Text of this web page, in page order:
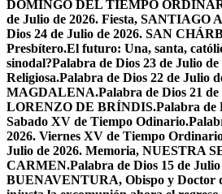
DOMINGO DEL TIEMPO
de Julio de 2026. Fiesta, SANTIAGO
Dios 24 de Julio de 2026. SAN
Presbítero.El futuro: Una, santa,
sinodal?Palabra de Dios 23 de Julio
Religiosa.Palabra de Dios 22 de Julio
MAGDALENA.Palabra de Dios 21
LORENZO DE BRÍNDIS.Palabra de
Sabado XV de Tiempo Odinario.
2026. Viernes XV de Tiempo
Julio de 2026. Memoria, NUESTRA
CARMEN.Palabra de Dios 15 de
BUENAVENTURA, Obispo y Doctor